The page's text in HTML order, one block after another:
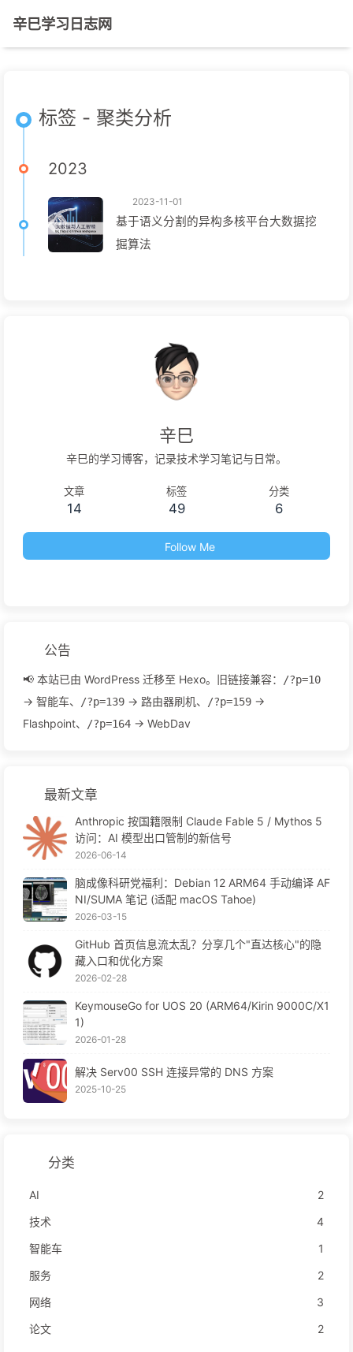
辛巳学习日志网
标签 - 聚类分析
2023
2023-11-01
基于语义分割的异构多核平台大数据挖
掘算法
辛巳
辛巳的学习博客，记录技术学习笔记与日常。
文章
14
标签
49
分类
6
Follow Me
公告
📢 本站已由 WordPress 迁移至 Hexo。旧链接兼容： /?p=10
→ 智能车、 /?p=139 → 路由器刷机、 /?p=159 →
Flashpoint、
/?p=164 → WebDav
最新文章
Anthropic 按国籍限制 Claude Fable 5 / Mythos 5
访问：AI 模型出口管制的新信号
2026-06-14
脑成像科研党福利：Debian 12 ARM64 手动编译 AF
NI/SUMA 笔记 (适配 macOS Tahoe)
2026-03-15
GitHub 首页信息流太乱？分享几个"直达核心"的隐
藏入口和优化方案
2026-02-28
KeymouseGo for UOS 20 (ARM64/Kirin 9000C/X1
1)
2026-01-28
解决 Serv00 SSH 连接异常的 DNS 方案
2025-10-25
分类
AI
2
技术
4
智能车
1
服务
2
网络
3
论文
2